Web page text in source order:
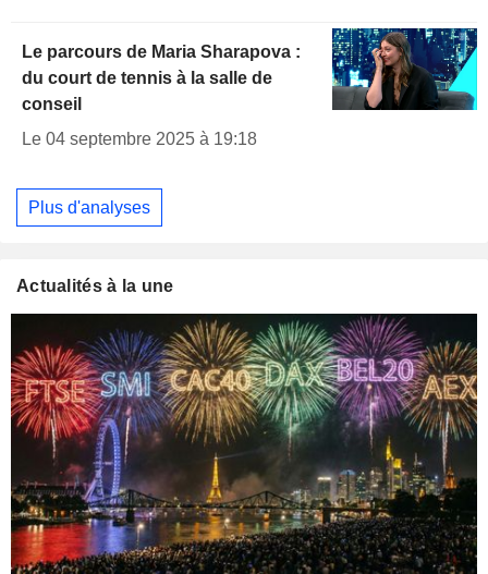
Le parcours de Maria Sharapova :
du court de tennis à la salle de
conseil
Le 04 septembre 2025 à 19:18
Plus d'analyses
Actualités à la une